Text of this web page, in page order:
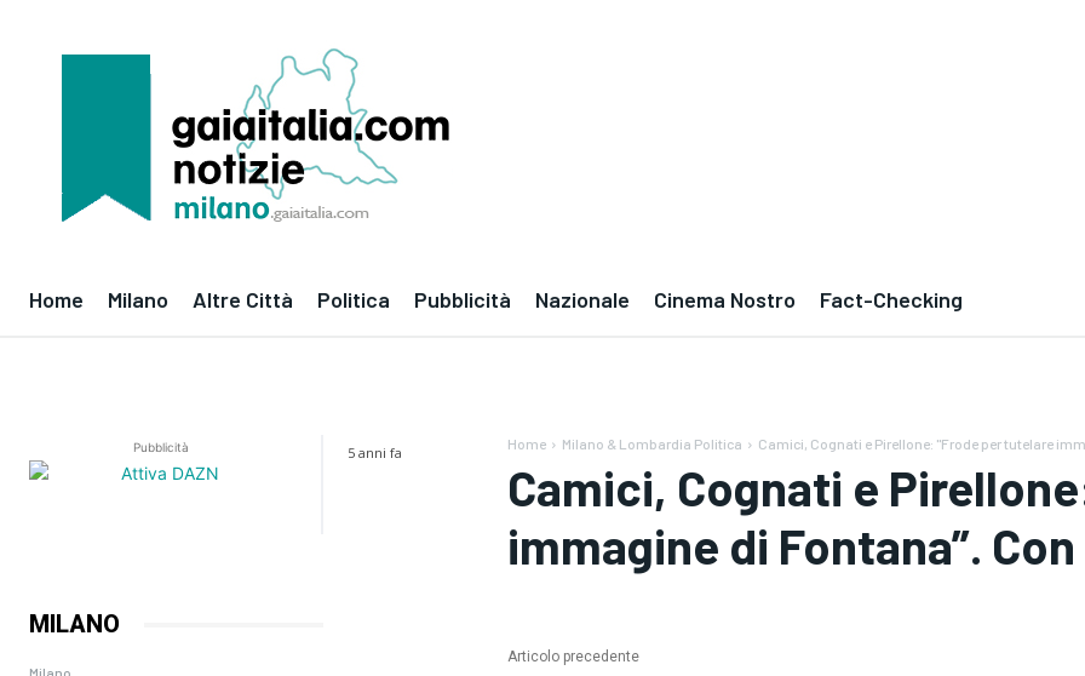
Home Milano Altre Città Politica Pubblicità Nazionale Cinema Nostro Fact-Checking
Pubblicità
MILANO
Milano
5 anni fa Home Milano & Lombardia Politica Camici, Cognati e Pirellone: "Frode per tutelare
Camici, Cognati e
immagine di Fontana”.
Articolo precedente